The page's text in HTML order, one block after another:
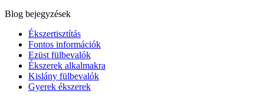
Blog bejegyzések
Ékszertisztítás
Fontos információk
Ezüst fülbevalók
Ékszerek alkalmakra
Kislány fülbevalók
Gyerek ékszerek